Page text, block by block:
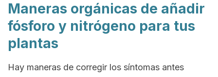
Maneras orgánicas de añadir
fósforo y nitrógeno para tus
plantas
Hay maneras de corregir los síntomas antes